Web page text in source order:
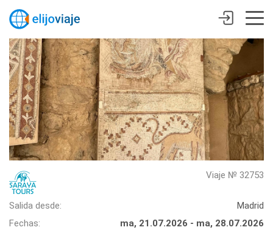
Viaje № 32753
Salida desde:
Madrid
Fechas:
ma, 21.07.2026 - ma, 28.07.2026